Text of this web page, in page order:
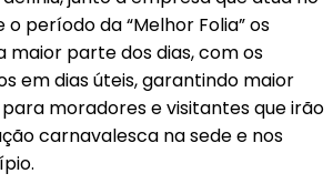
período da “Melhor Folia” os
maior parte dos dias, com os
em dias úteis, garantindo maior
moradores e visitantes que irão
carnavalesca na sede e nos